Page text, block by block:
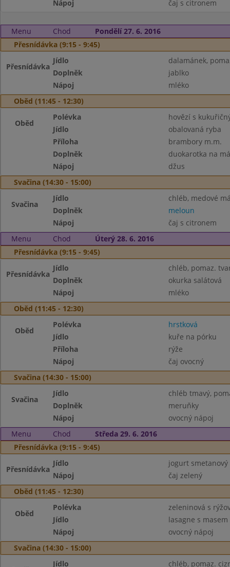
Nápoj čaj s citronem
Menu Chod
Pondělí 27. 6. 2016
Přesnídávka (9:15 - 9:45)
Přesnídávka
Jídlo
dalamánek,
Doplněk
jablko
Nápoj
mléko
Oběd (11:45 - 12:30)
Oběd
Polévka
hovězí s
Jídlo
obalovaná ryba
Příloha
brambory m.m.
Doplněk
duokarotka na
Nápoj
džus
Svačina (14:30 - 15:00)
Svačina
Jídlo
chléb, medové
Doplněk
meloun
Nápoj
čaj s citronem
Menu
Chod
Úterý 28. 6. 2016
Přesnídávka (9:15 - 9:45)
Přesnídávka
Jídlo
chléb, pomaz.
Doplněk
okurka salátová
Nápoj
mléko
Oběd (11:45 - 12:30)
Oběd
Polévka
hrstková
Jídlo
kuře na pórku
Příloha
rýže
Nápoj
čaj ovocný
Svačina (14:30 - 15:00)
Svačina
Jídlo
chléb tmavý,
Doplněk
meruňky
Nápoj
ovocný nápoj
Menu
Chod
Středa 29. 6. 2016
Přesnídávka (9:15 - 9:45)
Přesnídávka
Jídlo
jogurt smetanový
Nápoj
čaj zelený
Oběd (11:45 - 12:30)
Oběd
Polévka
zeleninová s
Jídlo
lasagne s
Nápoj
ovocný nápoj
Svačina (14:30 - 15:00)
Jídlo
chléb, pomaz.